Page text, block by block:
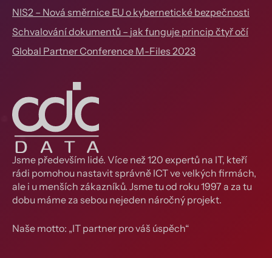
NIS2 – Nová směrnice EU o kybernetické bezpečnosti
Schvalování dokumentů – jak funguje princip čtyř očí
Global Partner Conference M-Files 2023
Jsme především lidé. Více než 120 expertů na IT, kteří
rádi pomohou nastavit správně ICT ve velkých firmách,
ale i u menších zákazníků. Jsme tu od roku 1997 a za tu
dobu máme za sebou nejeden náročný projekt.
Naše motto: „IT partner pro váš úspěch“